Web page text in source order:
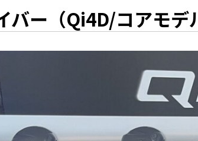
バー（Qi4D/コアモデ